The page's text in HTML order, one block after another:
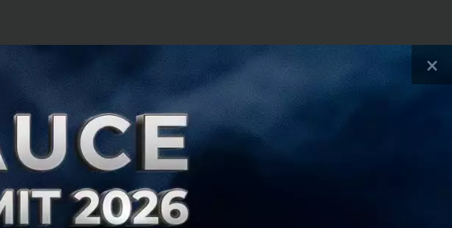
ไปในช่วงเวลาหนึ่ง
บงานว่าควรทำอะไรก่อน
มอง และเมื่อการตัดสิน
จะค่อย ๆ ลดลงตามไป
×